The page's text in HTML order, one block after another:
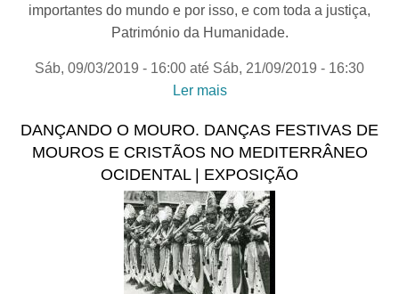
importantes do mundo e por isso, e com toda a justiça,
Património da Humanidade.
Sáb, 09/03/2019 - 16:00 até Sáb, 21/09/2019 - 16:30
Ler mais
exposição
DANÇANDO O MOURO. DANÇAS FESTIVAS DE
MOUROS E CRISTÃOS NO MEDITERRÂNEO
OCIDENTAL | EXPOSIÇÃO